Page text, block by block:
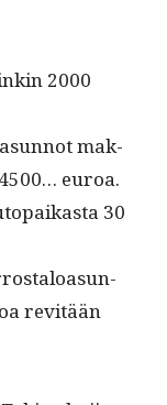
2000
mak­
euroa.
30
revitään